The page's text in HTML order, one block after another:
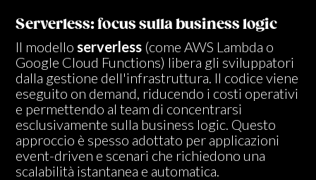
Serverless: focus sulla business logic
Il modello serverless (come AWS Lambda o
Google Cloud Functions) libera gli sviluppatori
dalla gestione dell'infrastruttura. Il codice viene
eseguito on demand, riducendo i costi operativi
e permettendo al team di concentrarsi
esclusivamente sulla business logic. Questo
approccio è spesso adottato per applicazioni
event-driven e scenari che richiedono una
scalabilità istantanea e automatica.